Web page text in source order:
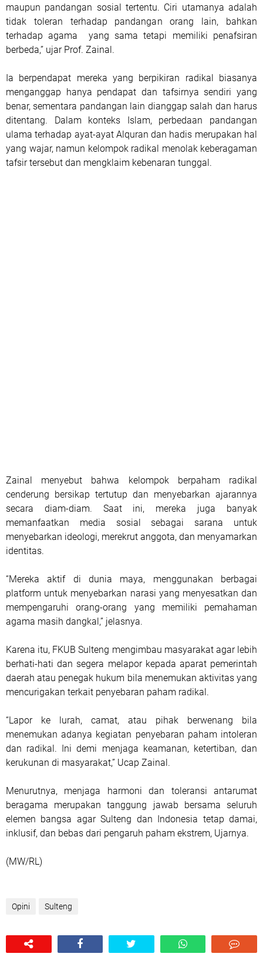
maupun pandangan sosial tertentu. Ciri utamanya adalah
tidak toleran terhadap pandangan orang lain, bahkan
terhadap agama yang sama tetapi memiliki penafsiran
berbeda,” ujar Prof. Zainal.
Ia berpendapat mereka yang berpikiran radikal biasanya
menganggap hanya pendapat dan tafsirnya sendiri yang
benar, sementara pandangan lain dianggap salah dan harus
ditentang. Dalam konteks Islam, perbedaan pandangan
ulama terhadap ayat-ayat Alquran dan hadis merupakan hal
yang wajar, namun kelompok radikal menolak keberagaman
tafsir tersebut dan mengklaim kebenaran tunggal.
Zainal menyebut bahwa kelompok berpaham radikal
cenderung bersikap tertutup dan menyebarkan ajarannya
secara diam-diam. Saat ini, mereka juga banyak
memanfaatkan media sosial sebagai sarana untuk
menyebarkan ideologi, merekrut anggota, dan menyamarkan
identitas.
“Mereka aktif di dunia maya, menggunakan berbagai
platform untuk menyebarkan narasi yang menyesatkan dan
mempengaruhi orang-orang yang memiliki pemahaman
agama masih dangkal,” jelasnya.
Karena itu, FKUB Sulteng mengimbau masyarakat agar lebih
berhati-hati dan segera melapor kepada aparat pemerintah
daerah atau penegak hukum bila menemukan aktivitas yang
mencurigakan terkait penyebaran paham radikal.
“Lapor ke lurah, camat, atau pihak berwenang bila
menemukan adanya kegiatan penyebaran paham intoleran
dan radikal. Ini demi menjaga keamanan, ketertiban, dan
kerukunan di masyarakat,” Ucap Zainal.
Menurutnya, menjaga harmoni dan toleransi antarumat
beragama merupakan tanggung jawab bersama seluruh
elemen bangsa agar Sulteng dan Indonesia tetap damai,
inklusif, dan bebas dari pengaruh paham ekstrem, Ujarnya.
(MW/RL)
Opini Sulteng